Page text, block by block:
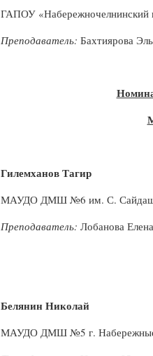
ГАПОУ «Набережночелнинский
Преподаватель: Бахтиярова
Гилемханов Тагир
МАУДО ДМШ №6 им. С.
Преподаватель: Лобанова
Белянин Николай
МАУДО ДМШ №5 г.